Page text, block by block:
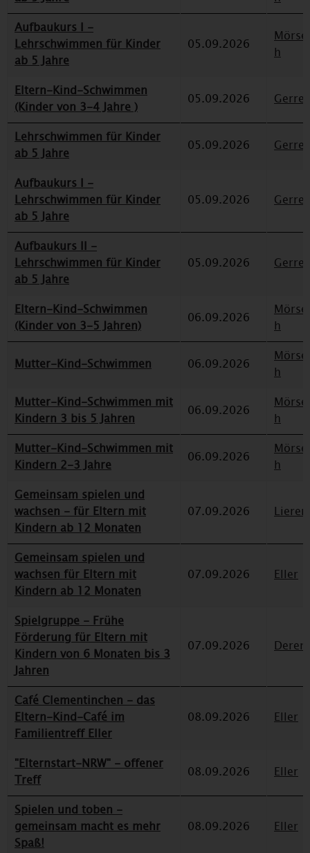
Aufbaukurs I -
Lehrschwimmen für Kinder
ab 5 Jahre
05.09.2026
h
Eltern-Kind-Schwimmen
(Kinder von 3-4 Jahre )
05.09.2026
Lehrschwimmen für Kinder
ab 5 Jahre
05.09.2026
Aufbaukurs I -
Lehrschwimmen für Kinder
ab 5 Jahre
05.09.2026
Aufbaukurs II -
Lehrschwimmen für Kinder
ab 5 Jahre
05.09.2026
Eltern-Kind-Schwimmen
(Kinder von 3-5 Jahren)
06.09.2026
h
Mutter-Kind-Schwimmen 06.09.2026
h
Mutter-Kind-Schwimmen mit
Kindern 3 bis 5 Jahren
06.09.2026
h
Mutter-Kind-Schwimmen mit
Kindern 2-3 Jahre
06.09.2026
h
Gemeinsam spielen und
wachsen - für Eltern mit
Kindern ab 12 Monaten
07.09.2026
Gemeinsam spielen und
wachsen für Eltern mit
Kindern ab 12 Monaten
07.09.2026 Eller
Spielgruppe - Frühe
Förderung für Eltern mit
Kindern von 6 Monaten bis 3
Jahren
07.09.2026
Café Clementinchen - das
Eltern-Kind-Café im
Familientreff Eller
08.09.2026 Eller
"Elternstart-NRW" - offener
Treff
08.09.2026 Eller
Spielen und toben -
gemeinsam macht es mehr
Spaß!
08.09.2026 Eller